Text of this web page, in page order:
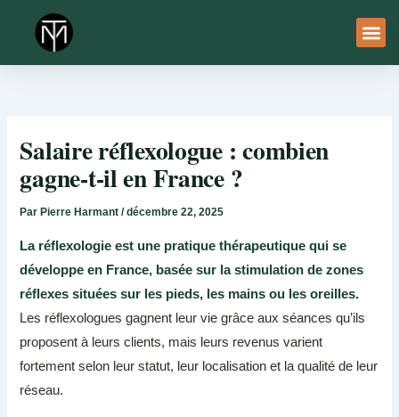
contenu
Salaire réflexologue : combien
gagne-t-il en France ?
Par Pierre Harmant/décembre 22, 2025
La réflexologie est une pratique thérapeutique qui se
développe en France, basée sur la stimulation de zones
réflexes situées sur les pieds, les mains ou les oreilles.
Les réflexologues gagnent leur vie grâce aux séances qu’ils
proposent à leurs clients, mais leurs revenus varient
fortement selon leur statut, leur localisation et la qualité de leur
réseau.